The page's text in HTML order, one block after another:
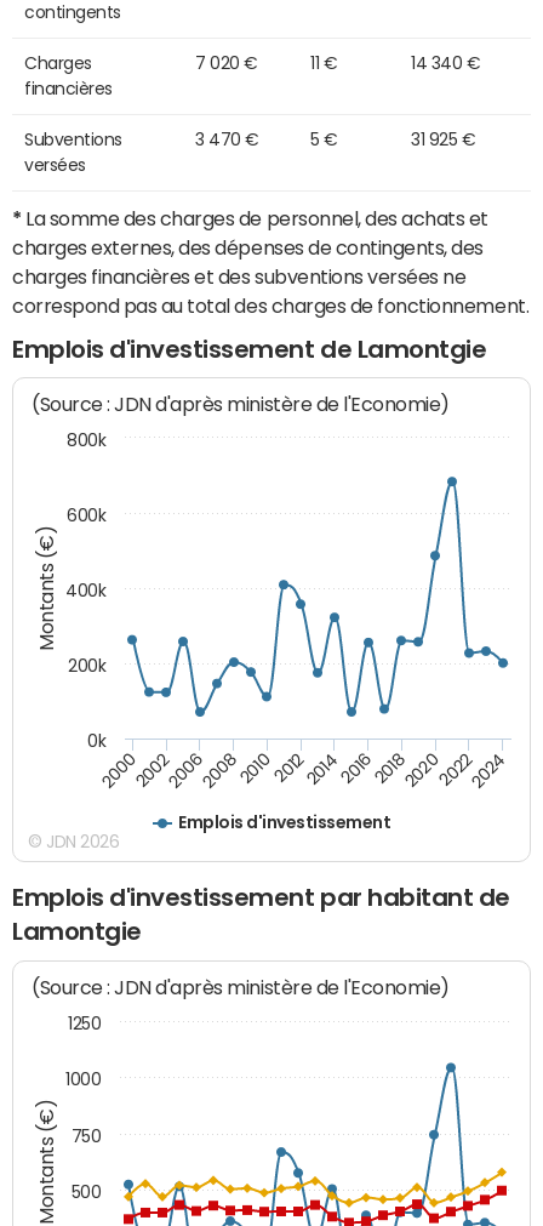
contingents
Charges
financières
7 020 € 11 € 14 340 €
Subventions
versées
3 470 € 5 € 31 925 €
* La somme des charges de personnel, des achats et
charges externes, des dépenses de contingents, des
charges financières et des subventions versées ne
correspond pas au total des charges de fonctionnement.
Emplois d'investissement de Lamontgie
Montants (€)
(Source : JDN d'après ministère de l'Economie)
Emplois d'investissement
200020022006200820102012201420162018202020222024
0k
200k
400k
600k
800k
© JDN 2026
Emplois d'investissement par habitant de
Lamontgie
Montants (€)
(Source : JDN d'après ministère de l'Economie)
500
750
1000
1250